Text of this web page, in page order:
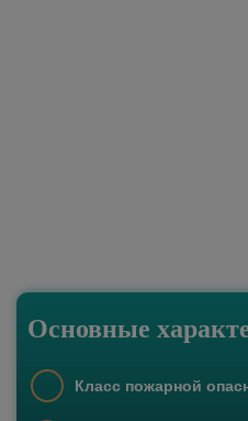
Основные
Класс пожарной